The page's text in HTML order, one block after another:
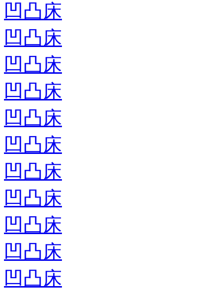
凹凸床
凹凸床
凹凸床
凹凸床
凹凸床
凹凸床
凹凸床
凹凸床
凹凸床
凹凸床
凹凸床